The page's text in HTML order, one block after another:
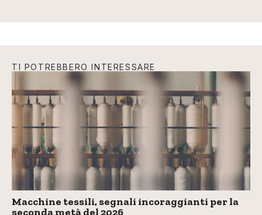
TI POTREBBERO INTERESSARE
Macchine tessili, segnali incoraggianti per la
seconda metà del 2026